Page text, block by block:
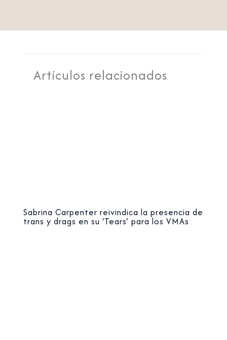
Artículos relacionados
Sabrina Carpenter reivindica la presencia de
trans y drags en su ‘Tears’ para los VMAs